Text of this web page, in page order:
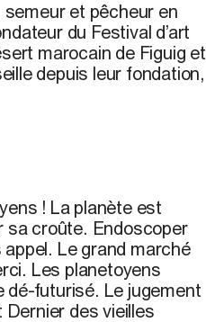
et pêcheur en
du Festival d’art
marocain de Figuig et
depuis leur fondation,
! La planète est
sa croûte. Endoscoper
Le grand marché
Les planetoyens
dé-futurisé. Le jugement
des vieilles